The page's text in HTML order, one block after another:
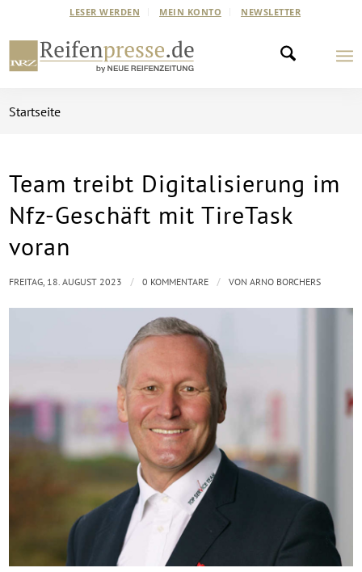
LESER WERDEN MEIN KONTO NEWSLETTER
Startseite
Team treibt Digitalisierung im
Nfz-Geschäft mit TireTask
voran
FREITAG, 18. AUGUST 2023 / 0 KOMMENTARE / VONARNO BORCHERS